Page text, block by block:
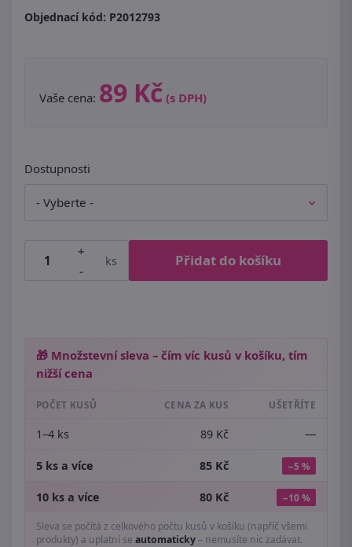
Objednací kód: P2012793
Vaše cena: 89 Kč (s DPH)
Dostupnosti
+
-
ks Přidat do košíku
🎁 Množstevní sleva – čím víc kusů v košíku, tím
nižší cena
POČET KUSŮ CENA ZA KUS UŠETŘÍTE
1–4 ks 89 Kč —
5 ks a více 85 Kč −5 %
10 ks a více 80 Kč −10 %
Sleva se počítá z celkového počtu kusů v košíku (napříč všemi
produkty) a uplatní se automaticky– nemusíte nic zadávat.